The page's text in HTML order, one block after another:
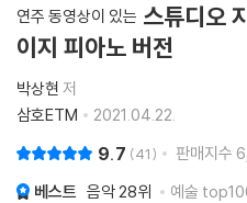
연주 동영상이 있는 스튜디오
이지 피아노 버전
박상현 저
삼호ETM
2021.04.22.
9.7 41 판매지수
베스트 음악28위 예술